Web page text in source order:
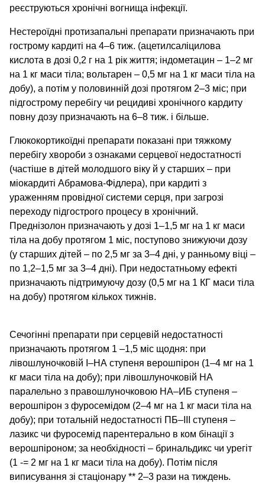
реєструються хронічні вогнища інфекції.
Нестероїдні протизапальні препарати призначають при
гострому кардиті на 4–6 тиж. (ацетилсаліцилова
кислота в дозі 0,2 г на 1 рік життя; індометацин – 1–2 мг
на 1 кг маси тіла; вольтарен – 0,5 мг на 1 кг маси тіла на
добу), а потім у половинній дозі протягом 2–3 міс; при
підгострому перебігу чи рецидиві хронічного кардиту
повну дозу призначають на 6–8 тиж. і більше.
Глюкокортикоїдні препарати показані при тяжкому
перебігу хвороби з ознаками серцевої недостатності
(частіше в дітей молодшого віку й у старших – при
міокардиті Абрамова-Фідлера), при кардиті з
ураженням провідної системи серця, при загрозі
переходу підгострого процесу в хронічний.
Преднізолон призначають у дозі 1–1,5 мг на 1 кг маси
тіла на добу протягом 1 міс, поступово знижуючи дозу
(у старших дітей – по 2,5 мг за 3–4 дні, у ранньому віці –
по 1,2–1,5 мг за 3–4 дні). При недостатньому ефекті
призначають підтримуючу дозу (0,5 мг на 1 КГ маси тіла
на добу) протягом кількох тижнів.
Сечогінні препарати при серцевій недостатності
призначають протягом 1 –1,5 міс щодня: при
лівошлуночковій І–НА ступеня верошпірон (1–4 мг на 1
кг маси тіла на добу); при лівошлуночковій НА
паралельно з правошлуночковою НА–ИБ ступеня –
верошпірон з фуросемідом (2–4 мг на 1 кг маси тіла на
добу); при тотальній недостатності ПБ–III ступеня –
лазикс чи фуросемід парентерально в ком бінації з
верошпіроном; за необхідності – бринальдикс чи урегіт
(1 -= 2 мг на 1 кг маси тіла на добу). Потім після
виписування зі стаціонару ** 2–3 рази на тиждень.